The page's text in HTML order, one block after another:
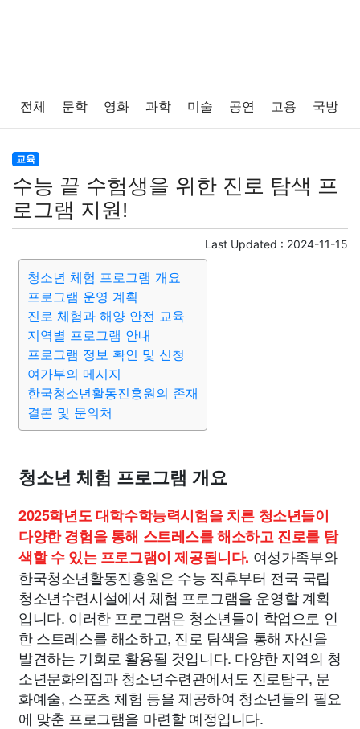
전체 문학 영화 과학 미술 공연 고용 국방
법률
보건 질병 가요 방송 일상 주식 암호화폐
반려동물 패션 미용
증권 인테리어 요리 상품리뷰
게임 스포츠 사진 대출
맛집 IT 컴퓨터
의료 의학 경제
교육
수능 끝 수험생을 위한 진로 탐색 프
로그램 지원!
Last Updated : 2024-11-15
청소년 체험 프로그램 개요
프로그램 운영 계획
진로 체험과 해양 안전 교육
지역별 프로그램 안내
프로그램 정보 확인 및 신청
여가부의 메시지
한국청소년활동진흥원의 존재
결론 및 문의처
청소년 체험 프로그램 개요
2025학년도 대학수학능력시험을 치른 청소년들이
다양한 경험을 통해 스트레스를 해소하고 진로를 탐
색할 수 있는 프로그램이 제공됩니다. 여성가족부와
한국청소년활동진흥원은 수능 직후부터 전국 국립
청소년수련시설에서 체험 프로그램을 운영할 계획
입니다. 이러한 프로그램은 청소년들이 학업으로 인
한 스트레스를 해소하고, 진로 탐색을 통해 자신을
발견하는 기회로 활용될 것입니다. 다양한 지역의 청
소년문화의집과 청소년수련관에서도 진로탐구, 문
화예술, 스포츠 체험 등을 제공하여 청소년들의 필요
에 맞춘 프로그램을 마련할 예정입니다.